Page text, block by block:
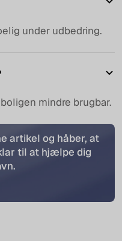
under udbedring.
mindre brugbar.
artikel og håber, at
til at hjælpe dig